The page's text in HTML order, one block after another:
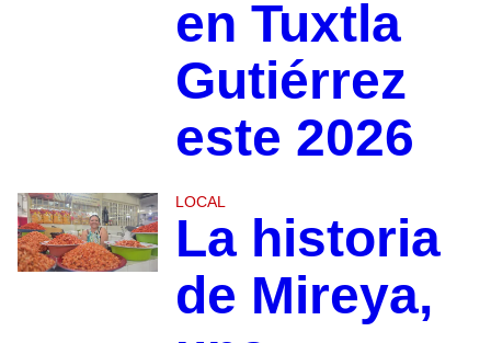
en Tuxtla
Gutiérrez
este 2026
LOCAL
La historia
de Mireya,